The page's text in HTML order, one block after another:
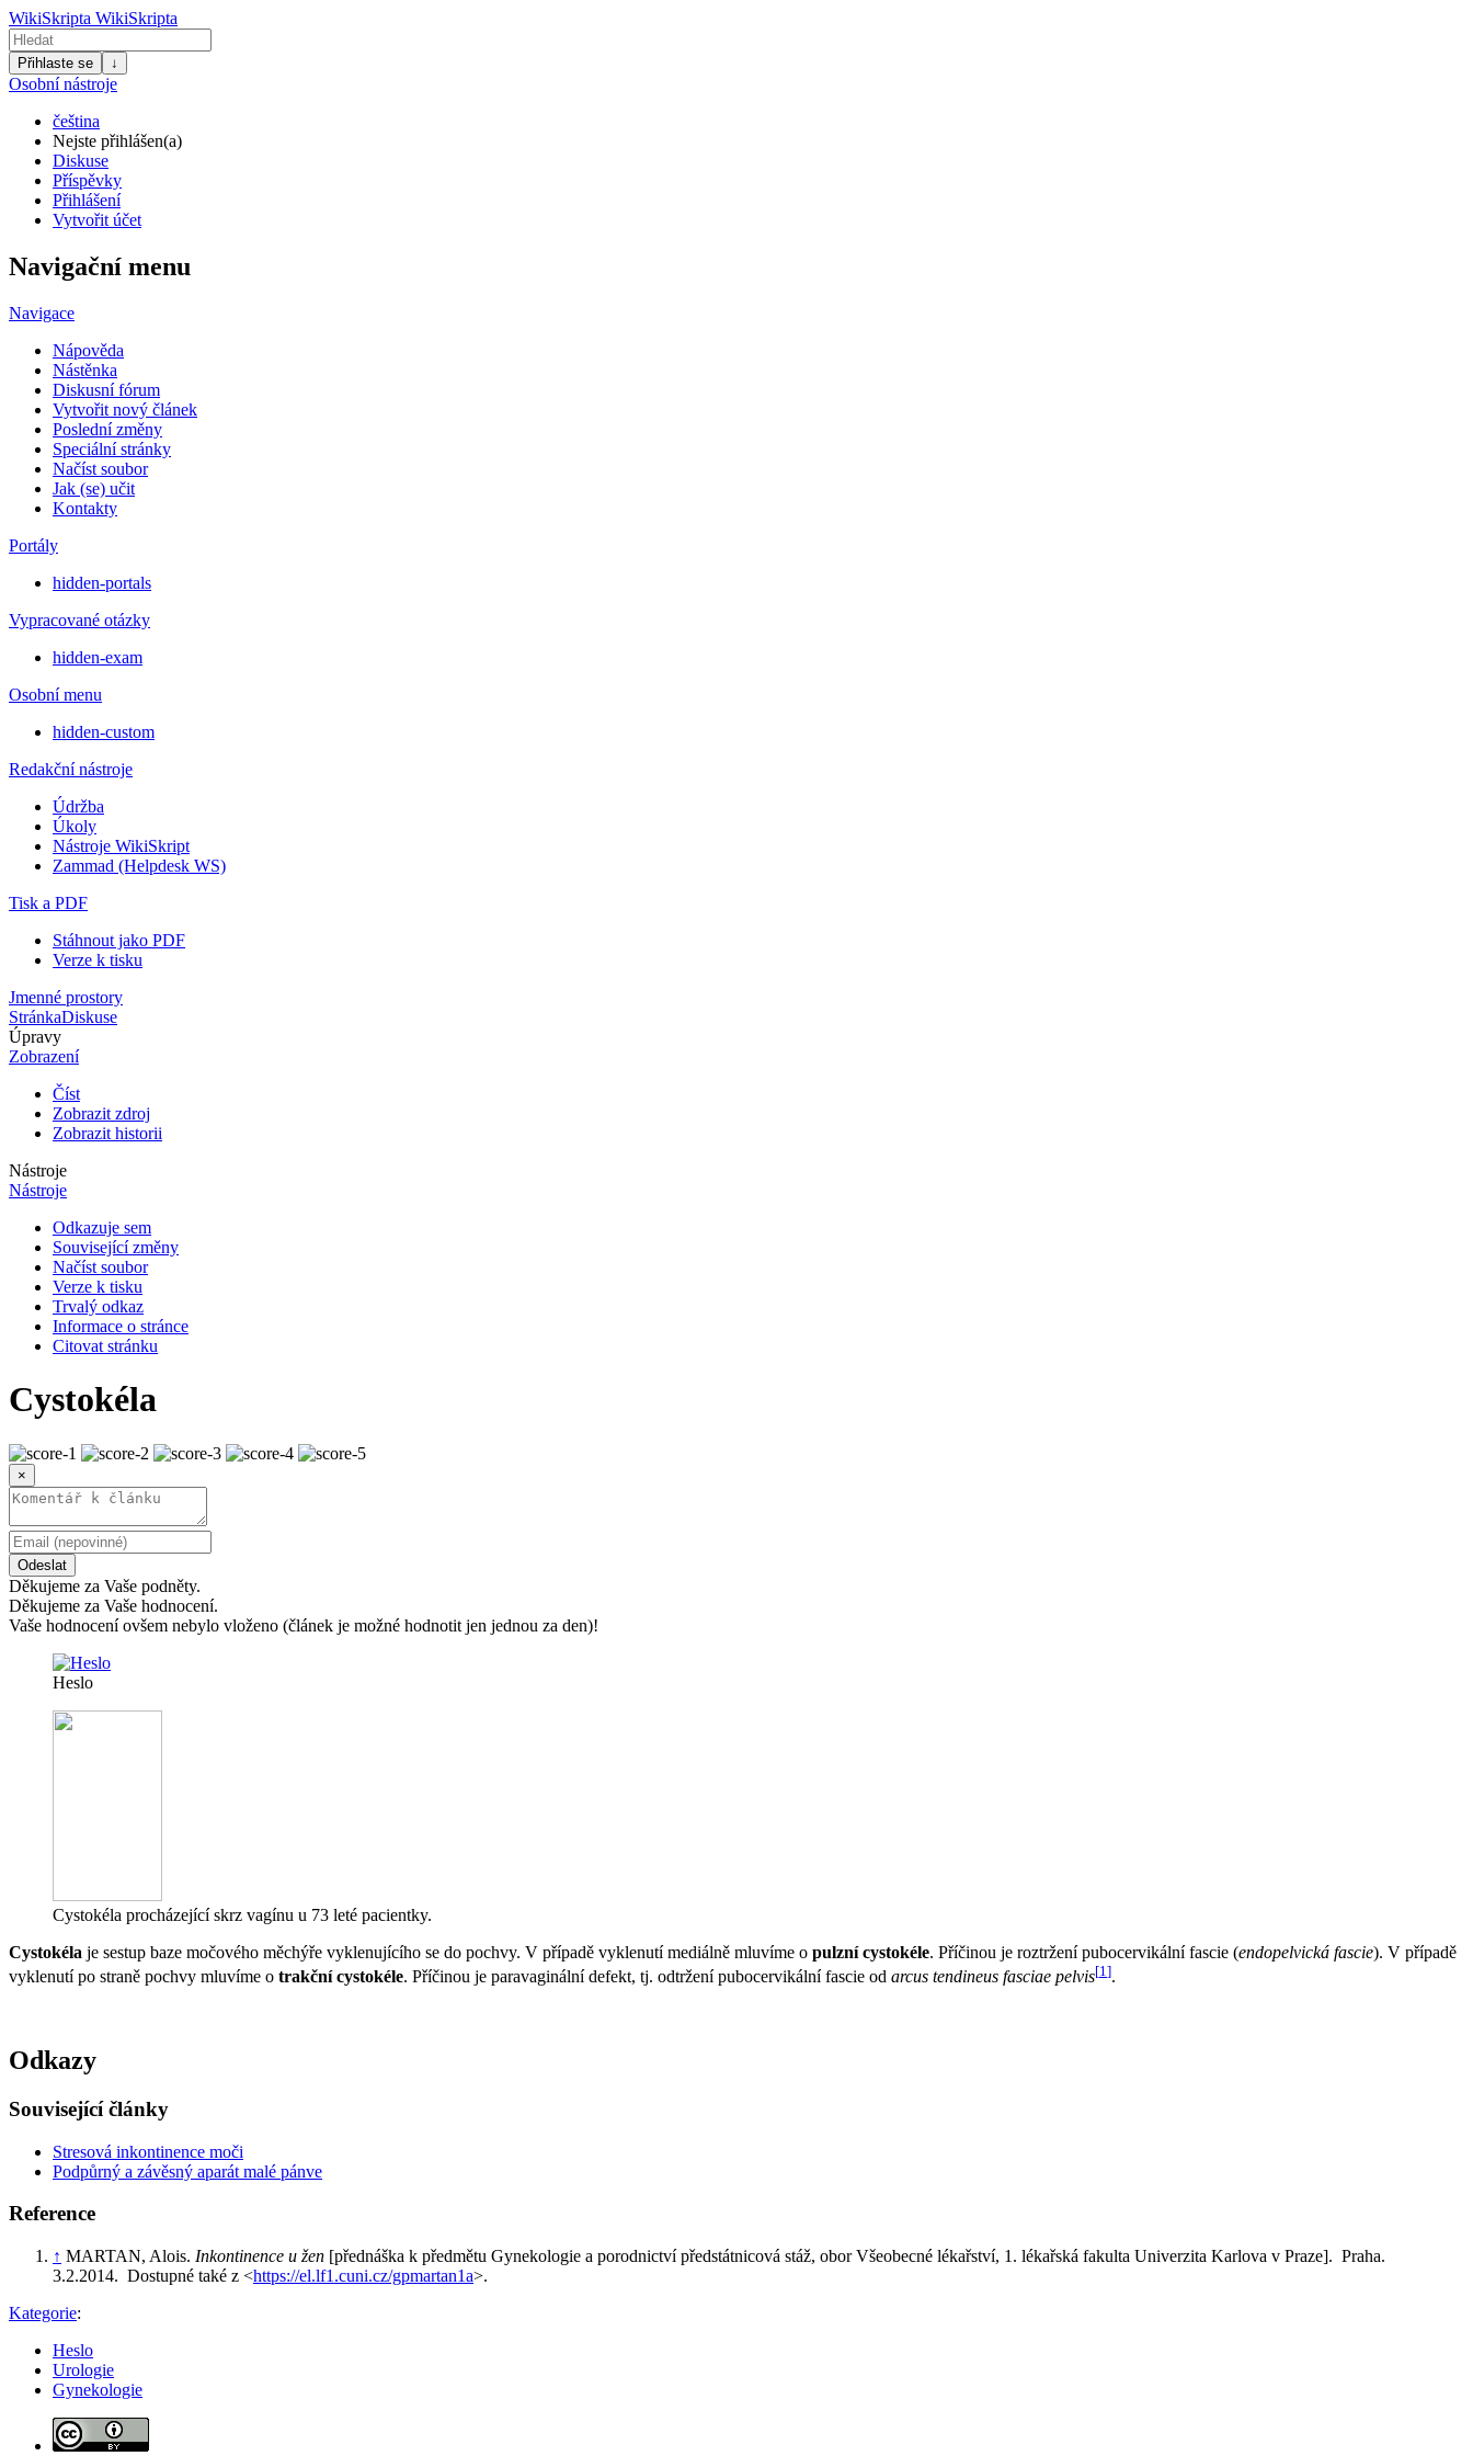
WikiSkripta WikiSkripta
Přihlaste se ↓
Osobní nástroje
čeština
Nejste přihlášen(a)
Diskuse
Příspěvky
Přihlášení
Vytvořit účet
Navigační menu
Navigace
Nápověda
Nástěnka
Diskusní fórum
Vytvořit nový článek
Poslední změny
Speciální stránky
Načíst soubor
Jak (se) učit
Kontakty
Portály
hidden-portals
Vypracované otázky
hidden-exam
Osobní menu
hidden-custom
Redakční nástroje
Údržba
Úkoly
Nástroje WikiSkript
Zammad (Helpdesk WS)
Tisk a PDF
Stáhnout jako PDF
Verze k tisku
Jmenné prostory
StránkaDiskuse
Úpravy
Zobrazení
Číst
Zobrazit zdroj
Zobrazit historii
Nástroje
Nástroje
Odkazuje sem
Související změny
Načíst soubor
Verze k tisku
Trvalý odkaz
Informace o stránce
Citovat stránku
Cystokéla
×
Odeslat
Děkujeme za Vaše podněty.
Děkujeme za Vaše hodnocení.
Vaše hodnocení ovšem nebylo vloženo (článek je možné hodnotit jen jednou za den)!
Heslo
Cystokéla procházející skrz vagínu u 73 leté pacientky.
Cystokéla je sestup baze močového měchýře vyklenujícího se do pochvy. V případě vyklenutí mediálně mluvíme o pulzní cystokéle. Příčinou je roztržení pubocervikální fascie (endopelvická fascie). V případě
vyklenutí po straně pochvy mluvíme o trakční cystokéle. Příčinou je paravaginální defekt, tj. odtržení pubocervikální fascie od arcus tendineus fasciae pelvis[1 ].
Odkazy
Související články
Stresová inkontinence moči
Podpůrný a závěsný aparát malé pánve
Reference
↑ MARTAN, Alois. Inkontinence u žen [přednáška k předmětu Gynekologie a porodnictví předstátnicová stáž, obor Všeobecné lékařství, 1. lékařská fakulta Univerzita Karlova v Praze]. Praha.
3.2.2014. Dostupné také z <https://el.lf1.cuni.cz/gpmartan1a>.
Kategorie:
Heslo
Urologie
Gynekologie